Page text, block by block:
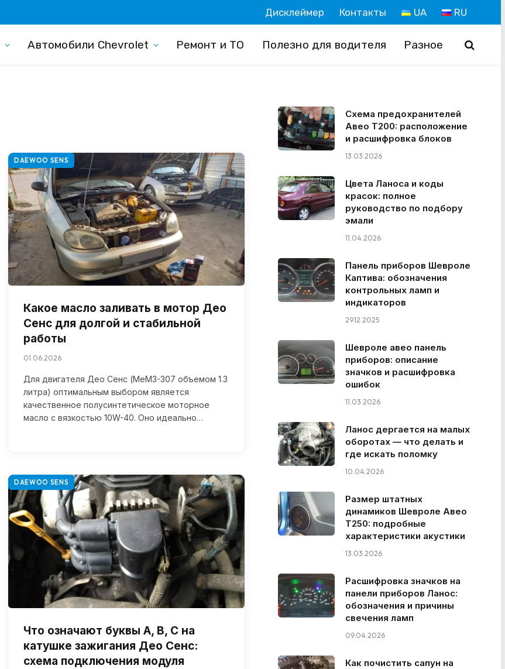
Дисклеймер Контакты UA RU
Автомобили Chevrolet Ремонт и ТО Полезно для водителя Разное
DAEWOO SENS
Какое масло заливать в мотор Део
Сенс для долгой и стабильной
работы
01.06.2026
Для двигателя Део Сенс (МеМЗ-307 объемом 1.3
литра) оптимальным выбором является
качественное полусинтетическое моторное
масло с вязкостью 10W-40. Оно идеально…
DAEWOO SENS
Что означают буквы A, B, C на
катушке зажигания Део Сенс:
схема подключения модуля
Схема предохранителей
Авео Т200: расположение
и расшифровка блоков
13.03.2026
Цвета Ланоса и коды
красок: полное
руководство по подбору
эмали
11.04.2026
Панель приборов Шевроле
Каптива: обозначения
контрольных ламп и
индикаторов
29.12.2025
Шевроле авео панель
приборов: описание
значков и расшифровка
ошибок
11.03.2026
Ланос дергается на малых
оборотах — что делать и
где искать поломку
10.04.2026
Размер штатных
динамиков Шевроле Авео
Т250: подробные
характеристики акустики
13.03.2026
Расшифровка значков на
панели приборов Ланос:
обозначения и причины
свечения ламп
09.04.2026
Как почистить сапун на